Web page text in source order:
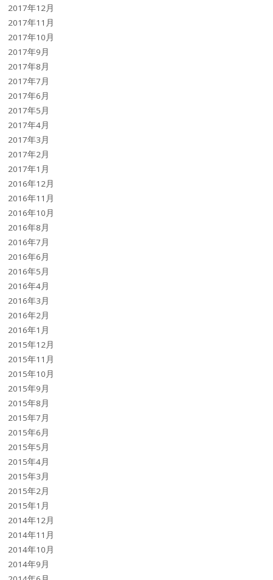
2017年12月
2017年11月
2017年10月
2017年9月
2017年8月
2017年7月
2017年6月
2017年5月
2017年4月
2017年3月
2017年2月
2017年1月
2016年12月
2016年11月
2016年10月
2016年8月
2016年7月
2016年6月
2016年5月
2016年4月
2016年3月
2016年2月
2016年1月
2015年12月
2015年11月
2015年10月
2015年9月
2015年8月
2015年7月
2015年6月
2015年5月
2015年4月
2015年3月
2015年2月
2015年1月
2014年12月
2014年11月
2014年10月
2014年9月